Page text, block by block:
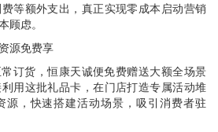
等额外支出，真正实现零成本启动营销
顾虑。
源免费享
货，恒康天诚便免费赠送大额全场景
用这批礼品卡，在门店打造专属活动堆
源，快速搭建活动场景，吸引消费者驻